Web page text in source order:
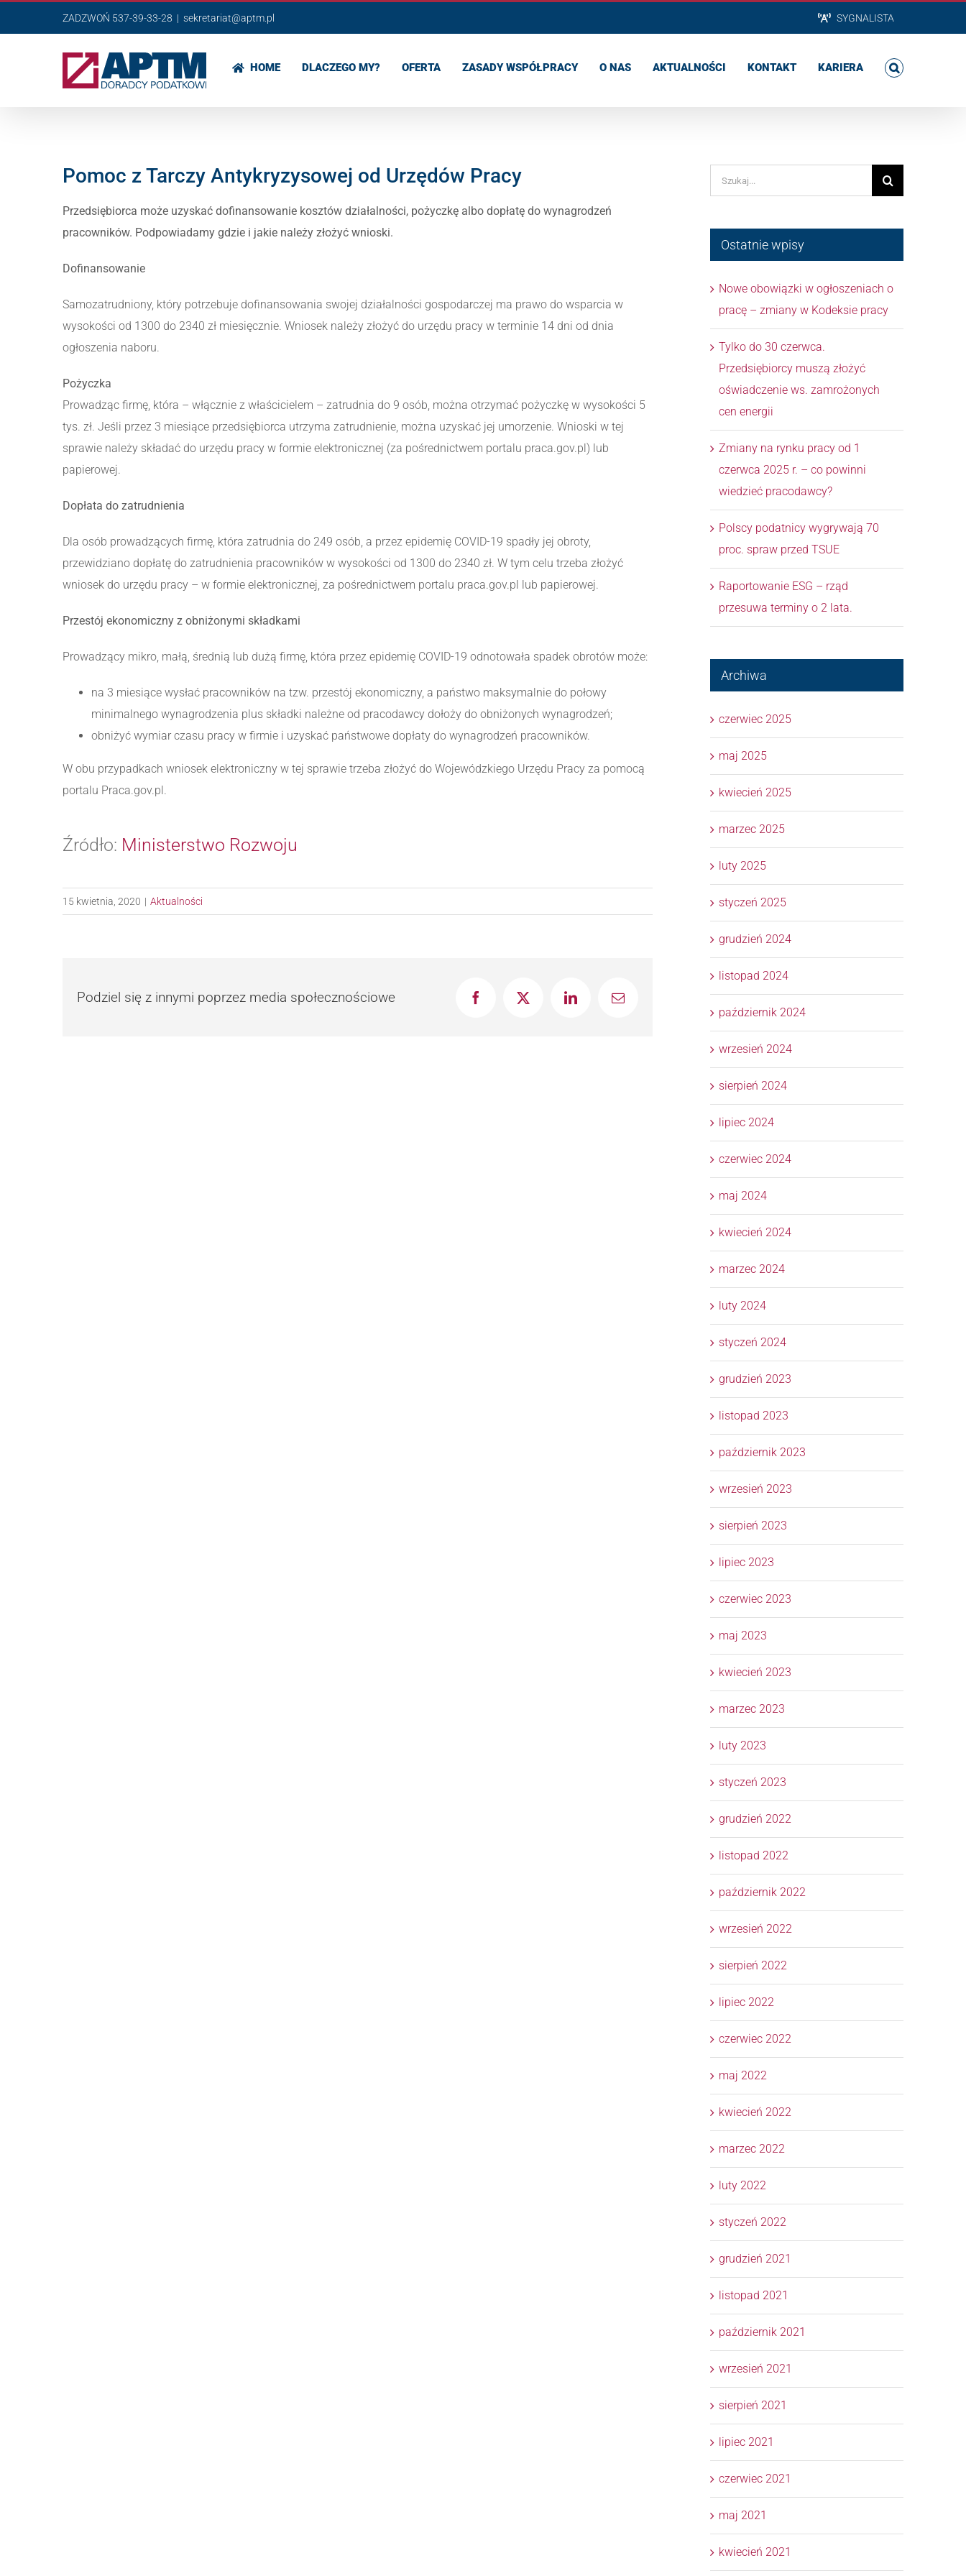
do
ZADZWOŃ 537-39-33-28 | sekretariat@aptm.pl SYGNALISTA
HOME DLACZEGO MY? OFERTA ZASADY WSPÓŁPRACY O NAS AKTUALNOŚCI KONTAKT KARIERA
Pomoc z Tarczy Antykryzysowej od Urzędów Pracy
Przedsiębiorca może uzyskać dofinansowanie kosztów działalności, pożyczkę albo dopłatę do wynagrodzeń
pracowników. Podpowiadamy gdzie i jakie należy złożyć wnioski.
Dofinansowanie
Samozatrudniony, który potrzebuje dofinansowania swojej działalności gospodarczej ma prawo do wsparcia w
wysokości od 1300 do 2340 zł miesięcznie. Wniosek należy złożyć do urzędu pracy w terminie 14 dni od dnia
ogłoszenia naboru.
Pożyczka
Prowadząc firmę, która – włącznie z właścicielem – zatrudnia do 9 osób, można otrzymać pożyczkę w wysokości 5
tys. zł. Jeśli przez 3 miesiące przedsiębiorca utrzyma zatrudnienie, można uzyskać jej umorzenie. Wnioski w tej
sprawie należy składać do urzędu pracy w formie elektronicznej (za pośrednictwem portalu praca.gov.pl) lub
papierowej.
Dopłata do zatrudnienia
Dla osób prowadzących firmę, która zatrudnia do 249 osób, a przez epidemię COVID-19 spadły jej obroty,
przewidziano dopłatę do zatrudnienia pracowników w wysokości od 1300 do 2340 zł. W tym celu trzeba złożyć
wniosek do urzędu pracy – w formie elektronicznej, za pośrednictwem portalu praca.gov.pl lub papierowej.
Przestój ekonomiczny z obniżonymi składkami
Prowadzący mikro, małą, średnią lub dużą firmę, która przez epidemię COVID-19 odnotowała spadek obrotów może:
na 3 miesiące wysłać pracowników na tzw. przestój ekonomiczny, a państwo maksymalnie do połowy
minimalnego wynagrodzenia plus składki należne od pracodawcy dołoży do obniżonych wynagrodzeń;
obniżyć wymiar czasu pracy w firmie i uzyskać państwowe dopłaty do wynagrodzeń pracowników.
W obu przypadkach wniosek elektroniczny w tej sprawie trzeba złożyć do Wojewódzkiego Urzędu Pracy za pomocą
portalu Praca.gov.pl.
Źródło: Ministerstwo Rozwoju
15 kwietnia, 2020 | Aktualności
Podziel się z innymi poprzez media społecznościowe FacebookX LinkedInEmail
Szukaj
Ostatnie wpisy
Nowe obowiązki w ogłoszeniach o
pracę – zmiany w Kodeksie pracy
Tylko do 30 czerwca.
Przedsiębiorcy muszą złożyć
oświadczenie ws. zamrożonych
cen energii
Zmiany na rynku pracy od 1
czerwca 2025 r. – co powinni
wiedzieć pracodawcy?
Polscy podatnicy wygrywają 70
proc. spraw przed TSUE
Raportowanie ESG – rząd
przesuwa terminy o 2 lata.
Archiwa
czerwiec 2025
maj 2025
kwiecień 2025
marzec 2025
luty 2025
styczeń 2025
grudzień 2024
listopad 2024
październik 2024
wrzesień 2024
sierpień 2024
lipiec 2024
czerwiec 2024
maj 2024
kwiecień 2024
marzec 2024
luty 2024
styczeń 2024
grudzień 2023
listopad 2023
październik 2023
wrzesień 2023
sierpień 2023
lipiec 2023
czerwiec 2023
maj 2023
kwiecień 2023
marzec 2023
luty 2023
styczeń 2023
grudzień 2022
listopad 2022
październik 2022
wrzesień 2022
sierpień 2022
lipiec 2022
czerwiec 2022
maj 2022
kwiecień 2022
marzec 2022
luty 2022
styczeń 2022
grudzień 2021
listopad 2021
październik 2021
wrzesień 2021
sierpień 2021
lipiec 2021
czerwiec 2021
maj 2021
kwiecień 2021